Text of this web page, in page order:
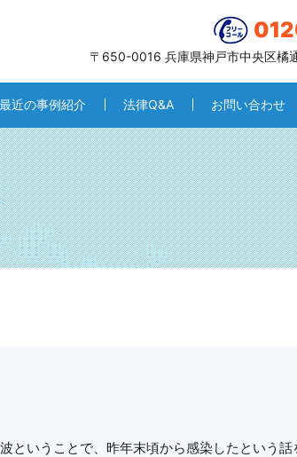
〒650-0016 兵庫県神戸市中央区橘
最近の事例紹介 法律Q&A お問い合わせ
ということで、昨年末頃から感染したという話